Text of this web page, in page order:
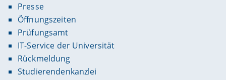
Presse
Öffnungszeiten
Prüfungsamt
IT-Service der Universität
Rückmeldung
Studierendenkanzlei